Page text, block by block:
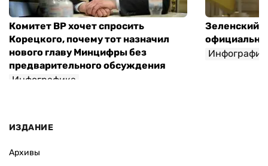
Комитет ВР хочет спросить
Корецкого, почему тот назначил
нового главу Минцифры без
предварительного обсуждения
Инфографика
Зеленский
ИЗДАНИЕ
Архивы